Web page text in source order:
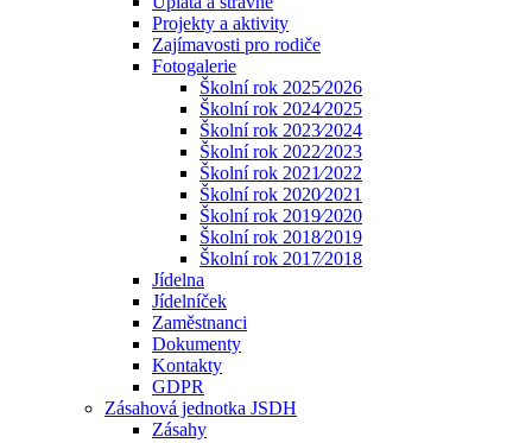
Projekty a aktivity
Zajímavosti pro rodiče
Fotogalerie
Školní rok 2025⁄2026
Školní rok 2024⁄2025
Školní rok 2023⁄2024
Školní rok 2022⁄2023
Školní rok 2021⁄2022
Školní rok 2020⁄2021
Školní rok 2019⁄2020
Školní rok 2018⁄2019
Školní rok 2017⁄2018
Jídelna
Jídelníček
Zaměstnanci
Dokumenty
Kontakty
GDPR
Zásahová jednotka JSDH
Zásahy